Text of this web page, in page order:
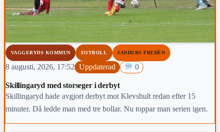
VAGGERYDS KOMMUN FOTBOLL #ANDERS FREDÉN
8 augusti, 2026, 17:52 Uppdaterad 0
Skillingaryd med storseger i derbyt
Skillingaryd hade avgjort derbyt mot Klevshult redan efter 15
minuter. Då ledde man med tre bollar. Nu toppar man serien igen.